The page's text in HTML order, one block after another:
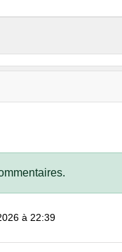
à 22:39